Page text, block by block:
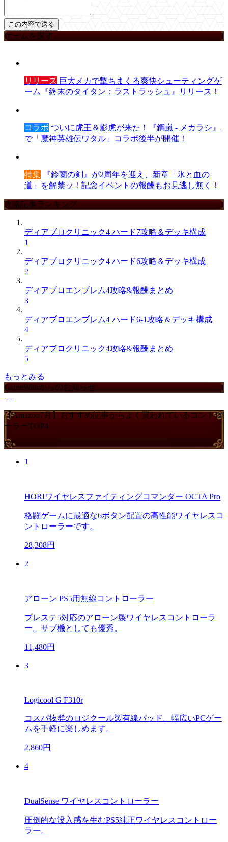
ゲームを探す
リリース 巨大メカで撃ちまくる爽快シューティングゲ
ーム『終末のタイタン：ラストラッシュ』リリース！
コラボ ついに虎王＆影虎が来た！『鋼嵐 - メカラシ』
で「魔神英雄伝ワタル」コラボ後半が開催！
特集 『鈴蘭の剣』が2周年を迎え、新章「氷と血の
道」を解禁ッ！記念イベントの報酬もお見逃し無く！
攻略記事ランキング
ディアブロクリニック4 ハード7攻略＆デッキ構成
1
ディアブロクリニック4 ハード6攻略＆デッキ構成
2
ディアブロエンブレム4攻略&報酬まとめ
3
ディアブロエンブレム4 ハード6-1攻略＆デッキ構成
4
ディアブロクリニック4攻略&報酬まとめ
5
もっとみる
GameWithからのお知らせ
【Amazon7月】おすすめ記事からよく買われているコントロ
ーラーTOP4
PR
1
HORIワイヤレスファイティングコマンダー OCTA Pro
格闘ゲームに最適な6ボタン配置の高性能ワイヤレスコ
ントローラーです。
28,308円
2
アローン PS5用無線コントローラー
プレステ5対応のアローン製ワイヤレスコントローラ
ー。サブ機としても優秀。
11,480円
3
Logicool G F310r
コスパ抜群のロジクール製有線パッド。幅広いPCゲー
ムを手軽に楽しめます。
2,860円
4
DualSense ワイヤレスコントローラー
圧倒的な没入感を生むPS5純正ワイヤレスコントロー
ラー。